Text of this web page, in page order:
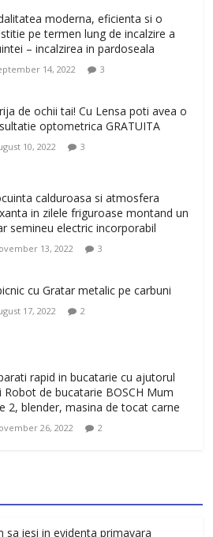
buna, Oglinda de baie cu mărire
sanatos si armonios dezvoltat,
Fitness-dispozitiv pentru
regenerat, fara riduri. Crema
Ivatherm pentru o piele neteda si
6, 2026 0
moderna, eficienta si o
pe termen lung de incalzire a
– incalzirea in pardoseala
14, 2022 3
de ochii tai! Cu Lensa poti avea o
optometrica GRATUITA
10, 2022 3
calduroasa si atmosfera
in zilele friguroase montand un
semineu electric incorporabil
13, 2022 3
cu Gratar metalic pe carbuni
17, 2022 2
rapid in bucatarie cu ajutorul
Robot de bucatarie BOSCH Mum
2, blender, masina de tocat carne
26, 2022 2
sa iesi in evidenta primavara